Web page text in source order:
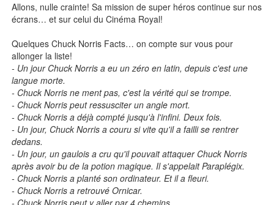
Allons, nulle crainte! Sa mission de super héros continue sur nos
écrans… et sur celui du Cinéma Royal!
Quelques Chuck Norris Facts… on compte sur vous pour
allonger la liste!
- Un jour Chuck Norris a eu un zéro en latin, depuis c'est une
langue morte.
- Chuck Norris ne ment pas, c'est la vérité qui se trompe.
- Chuck Norris peut ressusciter un angle mort.
- Chuck Norris a déjà compté jusqu'à l'infini. Deux fois.
- Un jour, Chuck Norris a couru si vite qu'il a failli se rentrer
dedans.
- Un jour, un gaulois a cru qu'il pouvait attaquer Chuck Norris
après avoir bu de la potion magique. Il s'appelait Paraplégix.
- Chuck Norris a planté son ordinateur. Et il a fleuri.
- Chuck Norris a retrouvé Ornicar.